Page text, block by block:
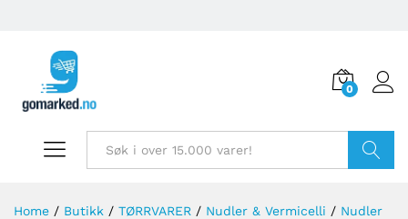
0
Home / Butikk / TØRRVARER / Nudler & Vermicelli / Nudler